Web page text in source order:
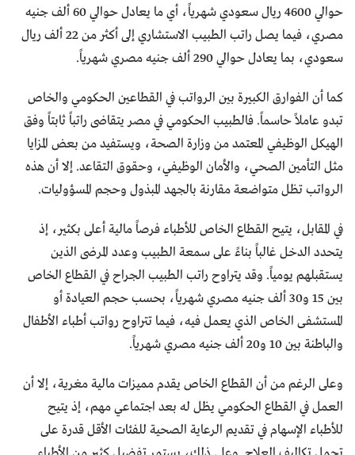
حوالي 4600 ريال سعودي شهرياً، أي ما يعادل حوالي 60 ألف جنيه
مصري، فيما يصل راتب الطبيب الاستشاري إلى أكثر من 22 ألف ريال
سعودي، بما يعادل حوالي 290 ألف جنيه مصري شهرياً.
كما أن الفوارق الكبيرة بين الرواتب في القطاعين الحكومي والخاص
تبدو عاملاً حاسماً. فالطبيب الحكومي في مصر يتقاضى راتباً ثابتاً وفق
الهيكل الوظيفي المعتمد من وزارة الصحة، ويستفيد من بعض المزايا
مثل التأمين الصحي، والأمان الوظيفي، وحقوق التقاعد. إلا أن هذه
الرواتب تظل متواضعة مقارنة بالجهد المبذول وحجم المسؤوليات.
في المقابل، يتيح القطاع الخاص للأطباء فرصاً مالية أعلى بكثير، إذ
يتحدد الدخل غالباً بناءً على سمعة الطبيب وعدد المرضى الذين
يستقبلهم يومياً. وقد يتراوح راتب الطبيب الجراح في القطاع الخاص
بين 15 و30 ألف جنيه مصري شهرياً، بحسب حجم العيادة أو
المستشفى الخاص الذي يعمل فيه، فيما تتراوح رواتب أطباء الأطفال
والباطنة بين 10 و20 ألف جنيه مصري شهرياً.
وعلى الرغم من أن القطاع الخاص يقدم مميزات مالية مغرية، إلا أن
العمل في القطاع الحكومي يظل له بعد اجتماعي مهم، إذ يتيح
للأطباء الإسهام في تقديم الرعاية الصحية للفئات الأقل قدرة على